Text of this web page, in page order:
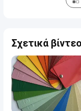
Σχετικά βίντεο